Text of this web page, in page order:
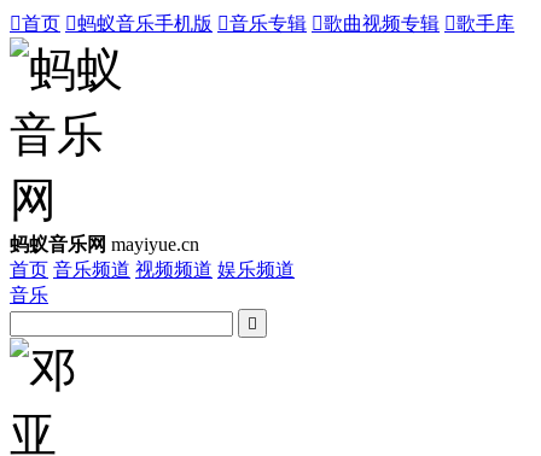
首页 蚂蚁音乐手机版 音乐专辑 歌曲视频专辑 歌手库
蚂蚁音乐网 mayiyue.cn
首页 音乐频道 视频频道 娱乐频道
音乐
